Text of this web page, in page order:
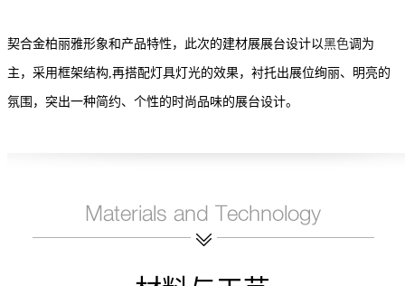
契合金柏丽雅形象和产品特性，此次的建材展展台设计以黑色调为
主，采用框架结构,再搭配灯具灯光的效果，衬托出展位绚丽、明亮的
氛围，突出一种简约、个性的时尚品味的展台设计。